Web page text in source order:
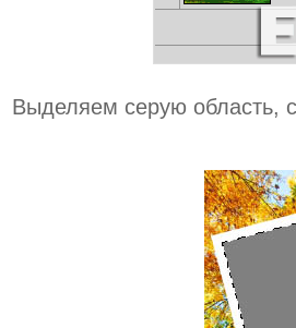
Выделяем серую область,